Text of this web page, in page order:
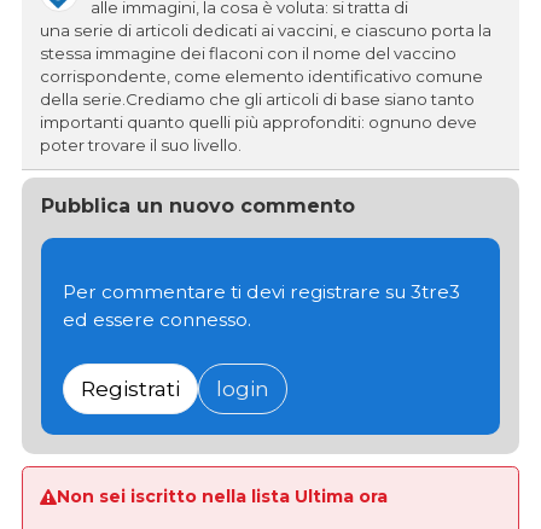
alle immagini, la cosa è voluta: si tratta di
una serie di articoli dedicati ai vaccini, e ciascuno porta la
stessa immagine dei flaconi con il nome del vaccino
corrispondente, come elemento identificativo comune
della serie.Crediamo che gli articoli di base siano tanto
importanti quanto quelli più approfonditi: ognuno deve
poter trovare il suo livello.
Pubblica un nuovo commento
Per commentare ti devi registrare su 3tre3
ed essere connesso.
Registrati login
Non sei iscritto nella lista Ultima ora